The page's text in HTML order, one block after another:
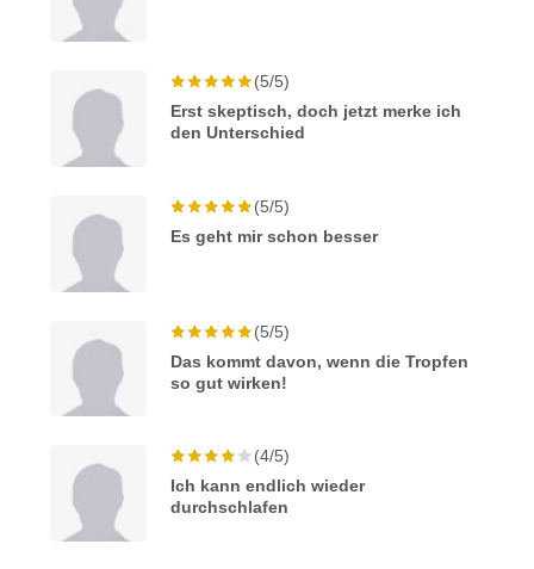
(5/5)
Erst skeptisch, doch jetzt merke ich
den Unterschied
(5/5)
Es geht mir schon besser
(5/5)
Das kommt davon, wenn die Tropfen
so gut wirken!
(4/5)
Ich kann endlich wieder
durchschlafen